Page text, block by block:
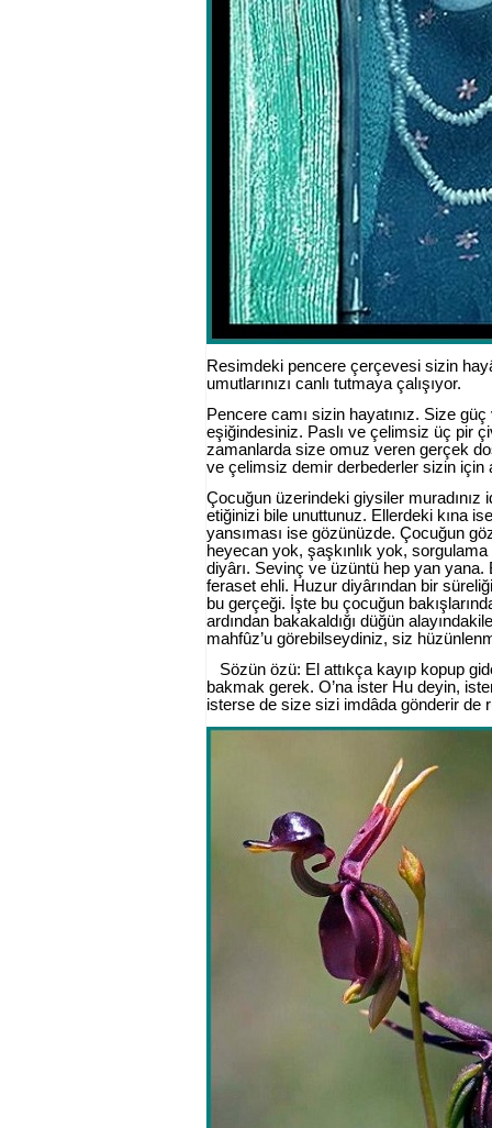
Resimdeki pencere çerçevesi sizin
umutlarınızı canlı tutmaya çalışıyor.
Pencere camı sizin hayatınız. Size
eşiğindesiniz. Paslı ve çelimsiz üç pir
zamanlarda size omuz veren gerçek
ve çelimsiz demir derbederler sizin için
Çocuğun üzerindeki giysiler
etiğinizi bile unuttunuz. Ellerdeki kına
yansıması ise gözünüzde. Çocuğun
heyecan yok, şaşkınlık yok,
diyârı. Sevinç ve üzüntü hep yan
feraset ehli. Huzur diyârından bir
bu gerçeği. İşte bu çocuğun
ardından bakakaldığı düğün
mahfûz’u görebilseydiniz, siz
Sözün özü: El attıkça kayıp kopup
bakmak gerek. O’na ister Hu deyin,
isterse de size sizi imdâda gönderir